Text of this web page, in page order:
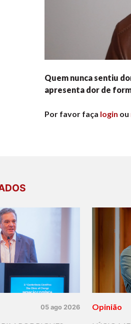
Quem nunca sentiu
apresenta dor de
Por favor faça login ou
05 ago 2026 Opinião